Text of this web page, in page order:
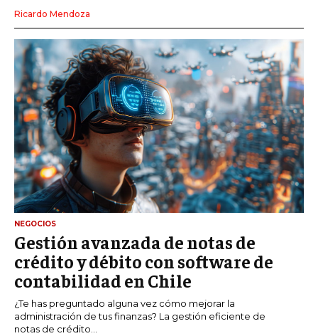
Ricardo Mendoza
NEGOCIOS
Gestión avanzada de notas de
crédito y débito con software de
contabilidad en Chile
¿Te has preguntado alguna vez cómo mejorar la
administración de tus finanzas? La gestión eficiente de
notas de crédito...